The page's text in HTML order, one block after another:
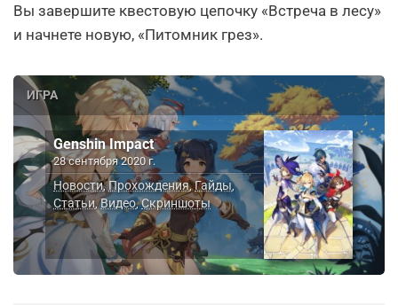
Вы завершите квестовую цепочку «Встреча в лесу»
и начнете новую, «Питомник грез».
ИГРА
Genshin Impact
28 сентября 2020 г.
Новости,Прохождения,Гайды,
Статьи,Видео,Скриншоты